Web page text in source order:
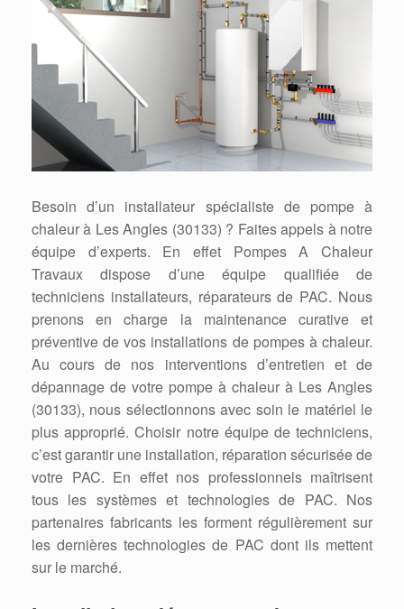
Besoin d’un installateur spécialiste de pompe à
chaleur à Les Angles (30133) ? Faites appels à notre
équipe d’experts. En effet Pompes A Chaleur
Travaux dispose d’une équipe qualifiée de
techniciens installateurs, réparateurs de PAC. Nous
prenons en charge la maintenance curative et
préventive de vos installations de pompes à chaleur.
Au cours de nos interventions d’entretien et de
dépannage de votre pompe à chaleur à Les Angles
(30133), nous sélectionnons avec soin le matériel le
plus approprié. Choisir notre équipe de techniciens,
c’est garantir une installation, réparation sécurisée de
votre PAC. En effet nos professionnels maîtrisent
tous les systèmes et technologies de PAC. Nos
partenaires fabricants les forment régulièrement sur
les dernières technologies de PAC dont ils mettent
sur le marché.